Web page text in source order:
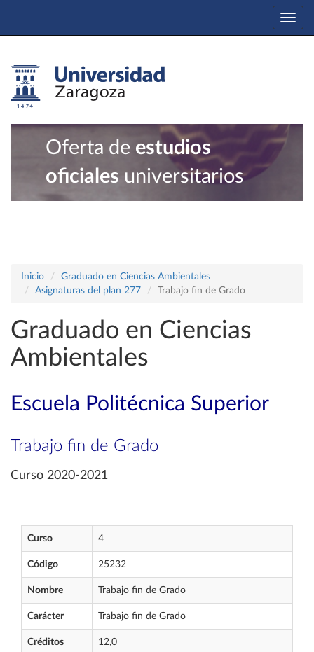
Oferta de estudios
oficiales universitarios
Inicio
Graduado en Ciencias Ambientales
Asignaturas del plan 277
Trabajo fin de Grado
Graduado en Ciencias
Ambientales
Escuela Politécnica Superior
Trabajo fin de Grado
Curso 2020-2021
Curso 4
Código 25232
Nombre Trabajo fin de Grado
Carácter Trabajo fin de Grado
Créditos 12,0